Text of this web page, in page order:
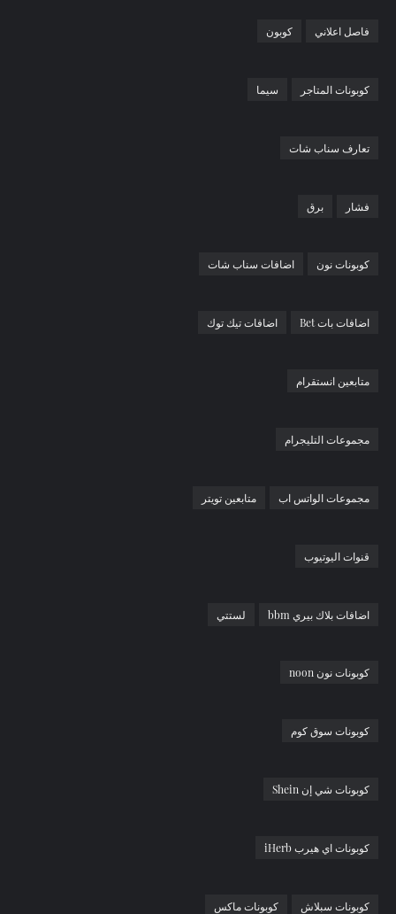
فاصل اعلاني كوبون
كوبونات المتاجر سيما
تعارف سناب شات
فشار برق
كوبونات نون اضافات سناب شات
اضافات بات Bet اضافات تيك توك
متابعين انستقرام
مجموعات التليجرام
مجموعات الواتس اب متابعين تويتر
قنوات اليوتيوب
اضافات بلاك بيري bbm لستتي
كوبونات نون noon
كوبونات سوق كوم
كوبونات شي إن Shein
كوبونات اي هيرب iHerb
كوبونات سبلاش كوبونات ماكس